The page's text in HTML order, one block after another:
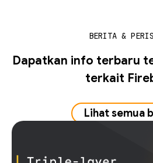
BERITA &
Dapatkan info terbaru
terkait
Lihat semua